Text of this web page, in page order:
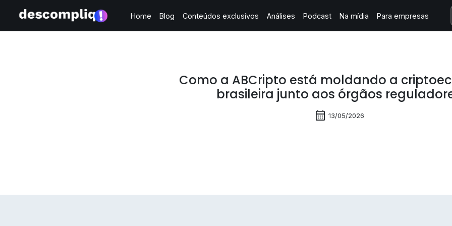
Home Blog Conteúdos exclusivos Análises Podcast Na mídia Para empresas
Como a ABCripto está moldando a
brasileira junto aos órgãos
calendar_month 13/05/2026